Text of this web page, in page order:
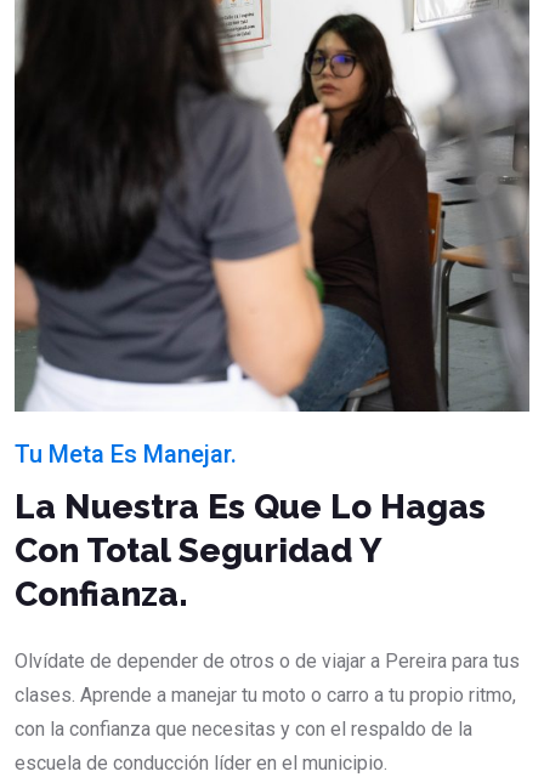
Tu Meta Es Manejar.
La Nuestra Es Que Lo Hagas
Con Total Seguridad Y
Confianza.
Olvídate de depender de otros o de viajar a Pereira para tus
clases. Aprende a manejar tu moto o carro a tu propio ritmo,
con la confianza que necesitas y con el respaldo de la
escuela de conducción líder en el municipio.